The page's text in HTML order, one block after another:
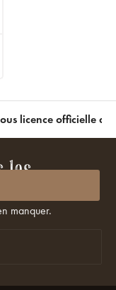
licence officielle
les
?
manquer.